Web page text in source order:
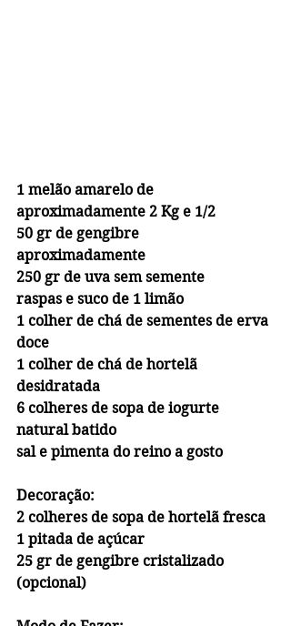
1 melão amarelo de
aproximadamente 2 Kg e 1/2
50 gr de gengibre
aproximadamente
250 gr de uva sem semente
raspas e suco de 1 limão
1 colher de chá de sementes de erva
doce
1 colher de chá de hortelã
desidratada
6 colheres de sopa de iogurte
natural batido
sal e pimenta do reino a gosto
Decoração:
2 colheres de sopa de hortelã fresca
1 pitada de açúcar
25 gr de gengibre cristalizado
(opcional)